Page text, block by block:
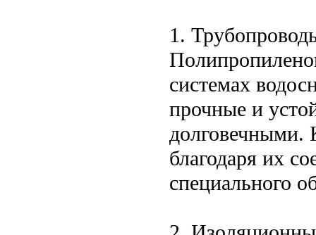
1.
системах
прочные и
долговечными.
благодаря их
специального